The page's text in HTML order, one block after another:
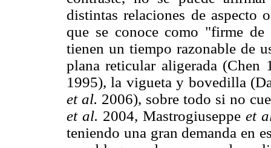
distintas relaciones de aspecto
que se conoce como "firme de
tienen un tiempo razonable de
plana reticular aligerada (Chen
1995), la vigueta y bovedilla
et al. 2006), sobre todo si no
et al. 2004, Mastrogiuseppe et
teniendo una gran demanda en